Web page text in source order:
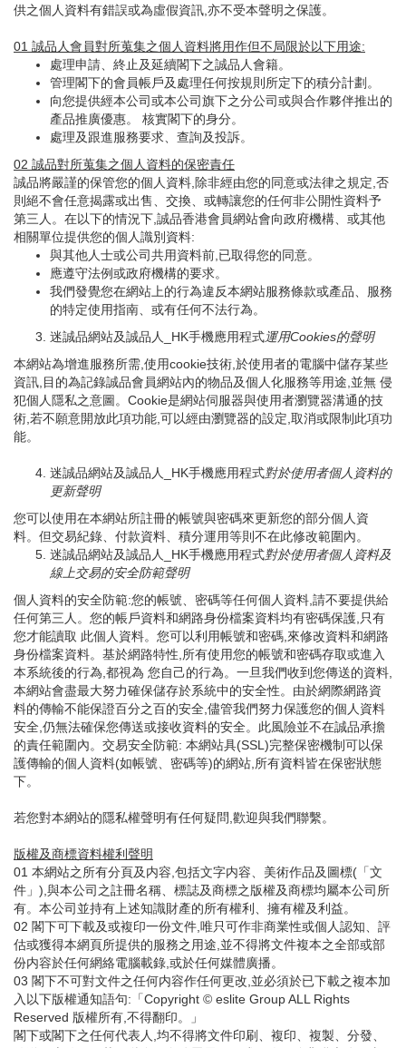
供之個人資料有錯誤或為虛假資訊,亦不受本聲明之保護。
01 誠品人會員對所蒐集之個人資料將用作但不局限於以下用途:
處理申請、終止及延續閣下之誠品人會籍。
管理閣下的會員帳戶及處理任何按規則所定下的積分計劃。
向您提供經本公司或本公司旗下之分公司或與合作夥伴推出的
產品推廣優惠。 核實閣下的身分。
處理及跟進服務要求、查詢及投訴。
02 誠品對所蒐集之個人資料的保密責任
誠品將嚴謹的保管您的個人資料,除非經由您的同意或法律之規定,否
則絕不會任意揭露或出售、交換、或轉讓您的任何非公開性資料予
第三人。在以下的情況下,誠品香港會員網站會向政府機構、或其他
相關單位提供您的個人識別資料:
與其他人士或公司共用資料前,已取得您的同意。
應遵守法例或政府機構的要求。
我們發覺您在網站上的行為違反本網站服務條款或產品、服務
的特定使用指南、或有任何不法行為。
迷誠品網站及誠品人_HK手機應用程式運用Cookies的聲明
本網站為增進服務所需,使用cookie技術,於使用者的電腦中儲存某些
資訊,目的為記錄誠品會員網站內的物品及個人化服務等用途,並無 侵
犯個人隱私之意圖。Cookie是網站伺服器與使用者瀏覽器溝通的技
術,若不願意開放此項功能,可以經由瀏覽器的設定,取消或限制此項功
能。
迷誠品網站及誠品人_HK手機應用程式對於使用者個人資料的
更新聲明
您可以使用在本網站所註冊的帳號與密碼來更新您的部分個人資
料。但交易紀錄、付款資料、積分運用等則不在此修改範圍內。
迷誠品網站及誠品人_HK手機應用程式對於使用者個人資料及
線上交易的安全防範聲明
個人資料的安全防範:您的帳號、密碼等任何個人資料,請不要提供給
任何第三人。您的帳戶資料和網路身份檔案資料均有密碼保護,只有
您才能讀取 此個人資料。您可以利用帳號和密碼,來修改資料和網路
身份檔案資料。基於網路特性,所有使用您的帳號和密碼存取或進入
本系統後的行為,都視為 您自己的行為。一旦我們收到您傳送的資料,
本網站會盡最大努力確保儲存於系統中的安全性。由於網際網路資
料的傳輸不能保證百分之百的安全,儘管我們努力保護您的個人資料
安全,仍無法確保您傳送或接收資料的安全。此風險並不在誠品承擔
的責任範圍內。交易安全防範: 本網站具(SSL)完整保密機制可以保
護傳輸的個人資料(如帳號、密碼等)的網站,所有資料皆在保密狀態
下。
若您對本網站的隱私權聲明有任何疑問,歡迎與我們聯繫。
版權及商標資料權利聲明
01 本網站之所有分頁及内容,包括文字内容、美術作品及圖標(「文
件」),與本公司之註冊名稱、標誌及商標之版權及商標均屬本公司所
有。本公司並持有上述知識財產的所有權利、擁有權及利益。
02 閣下可下載及或複印一份文件,唯只可作非商業性或個人認知、評
估或獲得本網頁所提供的服務之用途,並不得將文件複本之全部或部
份内容於任何網絡電腦載錄,或於任何媒體廣播。
03 閣下不可對文件之任何内容作任何更改,並必須於已下載之複本加
入以下版權通知語句:「Copyright © eslite Group ALL Rights
Reserved 版權所有,不得翻印。」
閣下或閣下之任何代表人,均不得將文件印刷、複印、複製、分發、